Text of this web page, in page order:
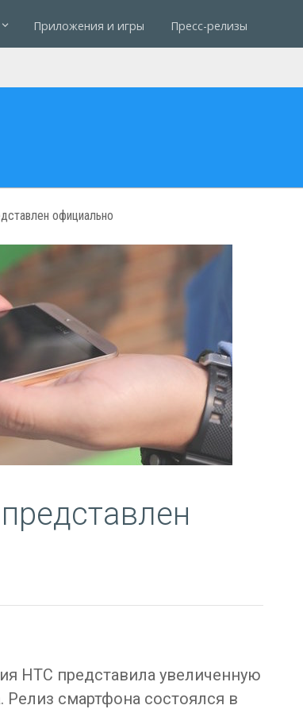
Приложения и игры Пресс-релизы
официально
HTC представила увеличенную
смартфона состоялся в